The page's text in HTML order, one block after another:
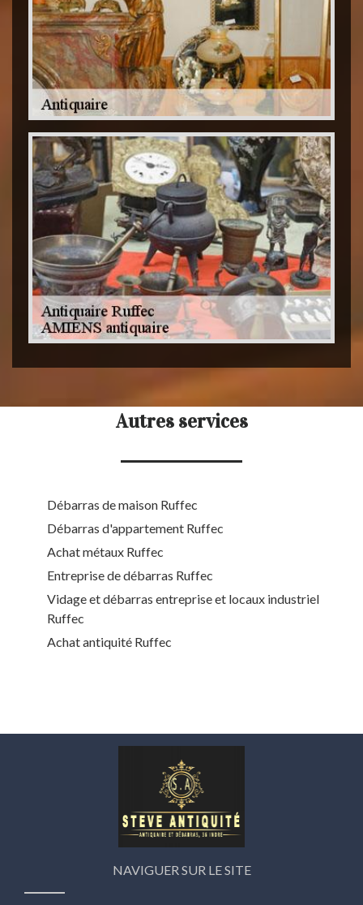
Autres services
Débarras de maison Ruffec
Débarras d'appartement Ruffec
Achat métaux Ruffec
Entreprise de débarras Ruffec
Vidage et débarras entreprise et locaux industriel
Ruffec
Achat antiquité Ruffec
NAVIGUER SUR LE SITE